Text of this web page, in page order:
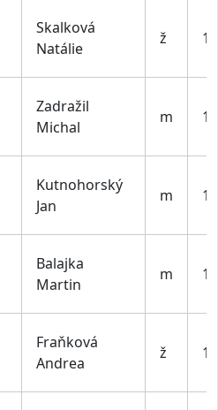
Skalková
Natálie
ž
Zadražil
Michal
m
Kutnohorský
Jan
m
Balajka
Martin
m
Fraňková
Andrea
ž